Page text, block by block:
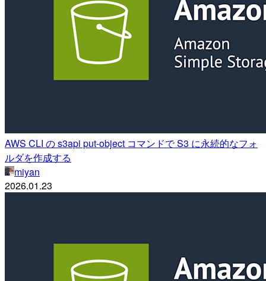
AWS CLI の s3api put-object コマンドで S3 に永続的なフォ
ルダを作成する
miyan
2026.01.23